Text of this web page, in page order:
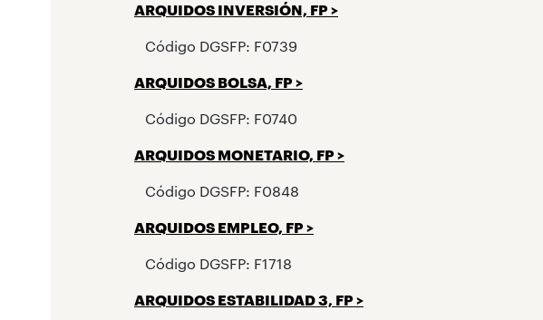
ARQUIDOS INVERSIÓN, FP >
Código DGSFP: F0739
ARQUIDOS BOLSA, FP >
Código DGSFP: F0740
ARQUIDOS MONETARIO, FP >
Código DGSFP: F0848
ARQUIDOS EMPLEO, FP >
Código DGSFP: F1718
ARQUIDOS ESTABILIDAD 3, FP >